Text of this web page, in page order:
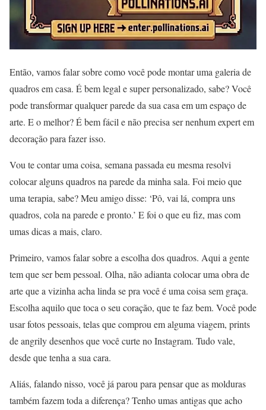
Então, vamos falar sobre como você pode montar uma galeria de
quadros em casa. É bem legal e super personalizado, sabe? Você
pode transformar qualquer parede da sua casa em um espaço de
arte. E o melhor? É bem fácil e não precisa ser nenhum expert em
decoração para fazer isso.
Vou te contar uma coisa, semana passada eu mesma resolvi
colocar alguns quadros na parede da minha sala. Foi meio que
uma terapia, sabe? Meu amigo disse: ‘Pô, vai lá, compra uns
quadros, cola na parede e pronto.’ E foi o que eu fiz, mas com
umas dicas a mais, claro.
Primeiro, vamos falar sobre a escolha dos quadros. Aqui a gente
tem que ser bem pessoal. Olha, não adianta colocar uma obra de
arte que a vizinha acha linda se pra você é uma coisa sem graça.
Escolha aquilo que toca o seu coração, que te faz bem. Você pode
usar fotos pessoais, telas que comprou em alguma viagem, prints
de angrily desenhos que você curte no Instagram. Tudo vale,
desde que tenha a sua cara.
Aliás, falando nisso, você já parou para pensar que as molduras
também fazem toda a diferença? Tenho umas antigas que acho